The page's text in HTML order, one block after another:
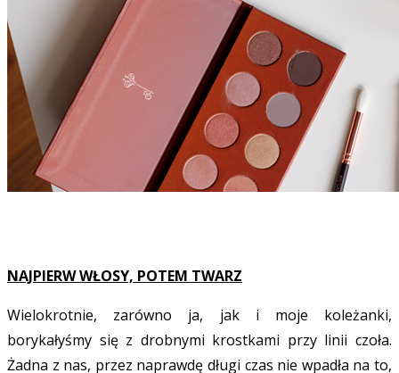
NAJPIERW WŁOSY, POTEM TWARZ
Wielokrotnie, zarówno ja, jak i moje koleżanki,
borykałyśmy się z drobnymi krostkami przy linii czoła.
Żadna z nas, przez naprawdę długi czas nie wpadła na to,